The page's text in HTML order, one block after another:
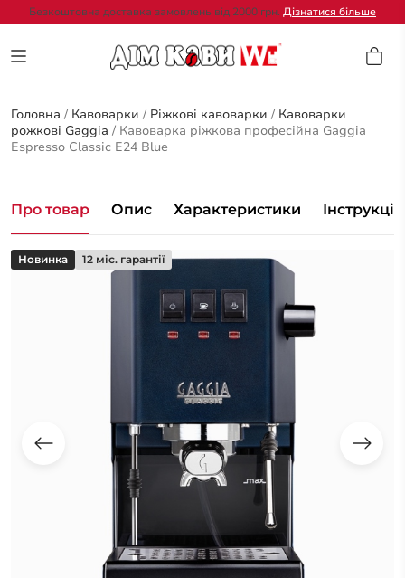
Безкоштовна доставка замовлень від 2000 грн. Дізнатися більше
Головна / Кавоварки / Ріжкові кавоварки / Кавоварки
рожкові Gaggia / Кавоварка ріжкова професійна Gaggia
Espresso Classic E24 Blue
Про товар Опис Характеристики Інструкція
Новинка 12 міс. гарантії